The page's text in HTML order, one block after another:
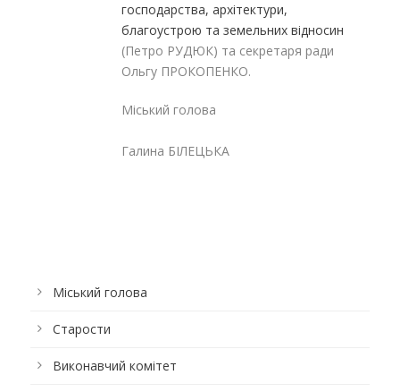
господарства, архітектури,
благоустрою та земельних відносин
(Петро РУДЮК) та секретаря ради
Ольгу ПРОКОПЕНКО.
Міський голова
Галина БІЛЕЦЬКА
Міський голова
Старости
Виконавчий комітет